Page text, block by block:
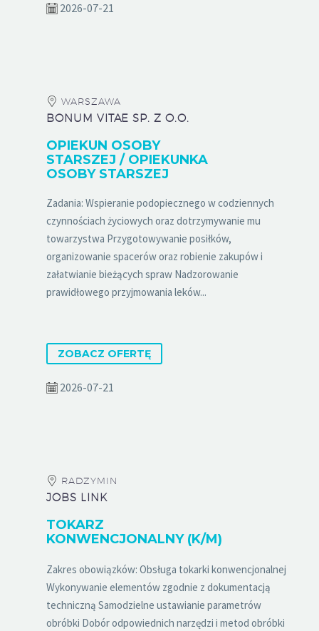
2026-07-21
WARSZAWA
BONUM VITAE SP. Z O.O.
OPIEKUN OSOBY
STARSZEJ / OPIEKUNKA
OSOBY STARSZEJ
Zadania: Wspieranie podopiecznego w codziennych
czynnościach życiowych oraz dotrzymywanie mu
towarzystwa Przygotowywanie posiłków,
organizowanie spacerów oraz robienie zakupów i
załatwianie bieżących spraw Nadzorowanie
prawidłowego przyjmowania leków...
ZOBACZ OFERTĘ
2026-07-21
RADZYMIN
JOBS LINK
TOKARZ
KONWENCJONALNY (K/M)
Zakres obowiązków: Obsługa tokarki konwencjonalnej
Wykonywanie elementów zgodnie z dokumentacją
techniczną Samodzielne ustawianie parametrów
obróbki Dobór odpowiednich narzędzi i metod obróbki